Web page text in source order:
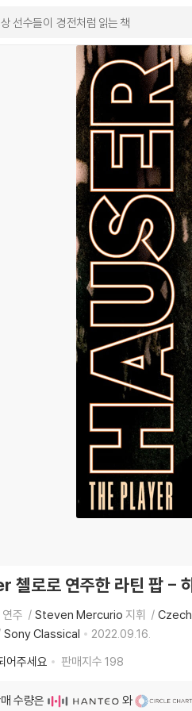
첼로로 연주한 라틴 팝 -
연주 Steven Mercurio 지휘
Sony Classical
2022.09.16.
어주세요
판매지수 198
수량은 와